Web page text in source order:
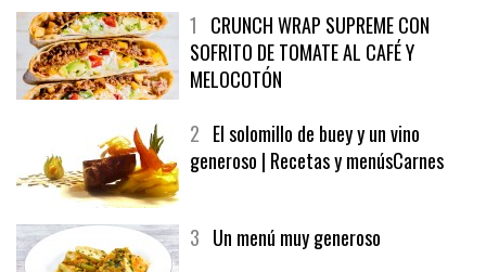
1CRUNCH WRAP SUPREME CON
SOFRITO DE TOMATE AL CAFÉ Y
MELOCOTÓN
2El solomillo de buey y un vino